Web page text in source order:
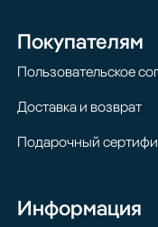
Покупателям
Пользовательское
Доставка и возврат
Подарочный
Информация